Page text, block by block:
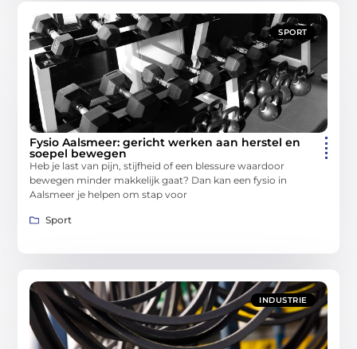
SPORT
Fysio Aalsmeer: gericht werken aan herstel en
soepel bewegen
Heb je last van pijn, stijfheid of een blessure waardoor
bewegen minder makkelijk gaat? Dan kan een fysio in
Aalsmeer je helpen om stap voor
Sport
INDUSTRIE